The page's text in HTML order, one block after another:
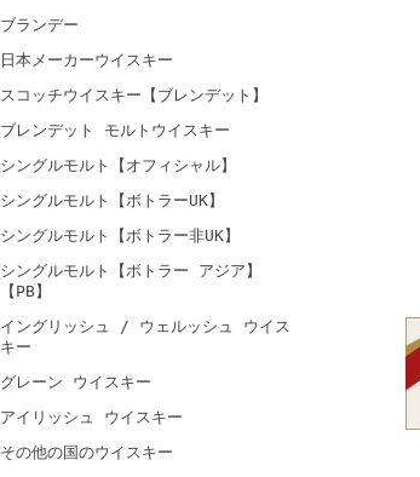
ブランデー
日本メーカーウイスキー
スコッチウイスキー【ブレンデット】
ブレンデット モルトウイスキー
シングルモルト【オフィシャル】
シングルモルト【ボトラーUK】
シングルモルト【ボトラー非UK】
シングルモルト【ボトラー アジア】
【PB】
イングリッシュ / ウェルッシュ ウイス
キー
グレーン ウイスキー
アイリッシュ ウイスキー
その他の国のウイスキー